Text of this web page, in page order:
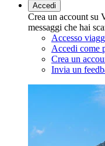
Accedi
Crea un account su
messaggi che hai
Accesso
Accedi come
Crea un
Invia un